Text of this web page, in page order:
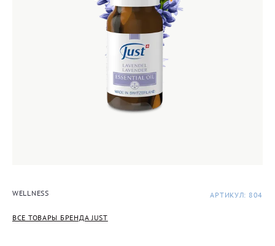
WELLNESS
ВСЕ ТОВАРЫ БРЕНДА JUST
АРТИКУЛ: 804